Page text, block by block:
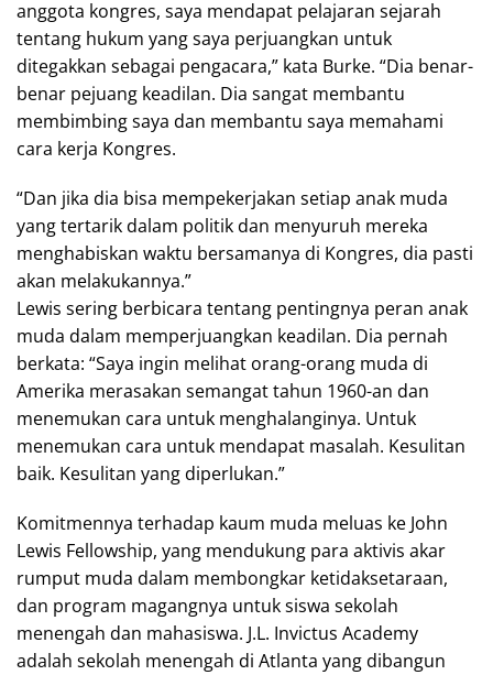
anggota kongres, saya mendapat pelajaran sejarah
tentang hukum yang saya perjuangkan untuk
ditegakkan sebagai pengacara,” kata Burke. “Dia benar-
benar pejuang keadilan. Dia sangat membantu
membimbing saya dan membantu saya memahami
cara kerja Kongres.
“Dan jika dia bisa mempekerjakan setiap anak muda
yang tertarik dalam politik dan menyuruh mereka
menghabiskan waktu bersamanya di Kongres, dia pasti
akan melakukannya.”
Lewis sering berbicara tentang pentingnya peran anak
muda dalam memperjuangkan keadilan. Dia pernah
berkata: “Saya ingin melihat orang-orang muda di
Amerika merasakan semangat tahun 1960-an dan
menemukan cara untuk menghalanginya. Untuk
menemukan cara untuk mendapat masalah. Kesulitan
baik. Kesulitan yang diperlukan.”
Komitmennya terhadap kaum muda meluas ke John
Lewis Fellowship, yang mendukung para aktivis akar
rumput muda dalam membongkar ketidaksetaraan,
dan program magangnya untuk siswa sekolah
menengah dan mahasiswa. J.L. Invictus Academy
adalah sekolah menengah di Atlanta yang dibangun